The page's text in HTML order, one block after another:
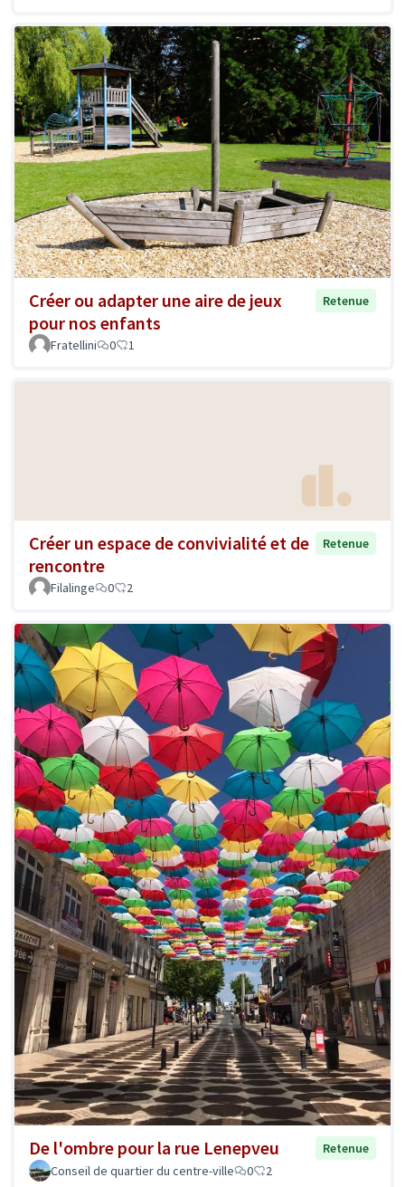
Créer ou adapter une aire de jeux
pour nos enfants
Retenue
Fratellini 0 1
Créer un espace de convivialité et de
rencontre
Retenue
Filalinge 0 2
De l'ombre pour la rue Lenepveu
Retenue
Conseil de quartier du centre-ville
0 2